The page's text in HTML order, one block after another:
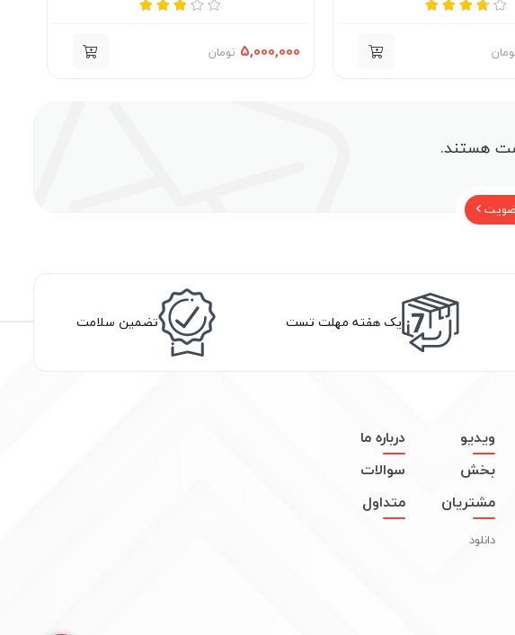
5,000,000 تومان
یک هفته مهلت تست تضمین سلامت
ویدیو
درباره ما
بخش
مشتریان
دانلود
سوالات
متداول